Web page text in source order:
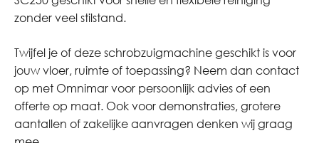
zonder veel stilstand.
Twijfel je of deze schrobzuigmachine geschikt is voor
jouw vloer, ruimte of toepassing? Neem dan contact
op met Omnimar voor persoonlijk advies of een
offerte op maat. Ook voor demonstraties, grotere
aantallen of zakelijke aanvragen denken wij graag